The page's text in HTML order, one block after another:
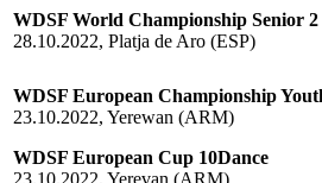
WDSF World Championship Senior
28.10.2022, Platja de Aro (ESP)
WDSF European Championship
23.10.2022, Yerewan (ARM)
WDSF European Cup 10Dance
23.10.2022, Yerevan (ARM)